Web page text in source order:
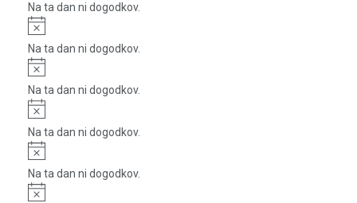
Na ta dan ni dogodkov.
Notice
Na ta dan ni dogodkov.
Notice
Na ta dan ni dogodkov.
Notice
Na ta dan ni dogodkov.
Notice
Na ta dan ni dogodkov.
Notice